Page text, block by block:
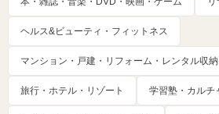
ヘルス&ビューティ・フィットネス
マンション・戸建・リフォーム・レンタル収納
旅行・ホテル・リゾート 学習塾・カルチ